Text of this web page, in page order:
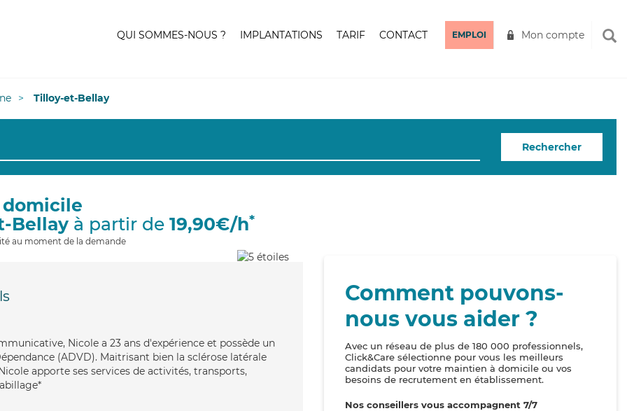
QUI SOMMES-NOUS ? IMPLANTATIONS TARIF CONTACT EMPLOI Mon compte
Tilloy-et-Bellay
Rechercher
domicile
Bellayà partir de 19,90€/h*
au moment de la demande
Nicole a 23 ans d'expérience et possède un
(ADVD). Maitrisant bien la sclérose latérale
apporte ses services de activités, transports,
Comment pouvons-
nous vous aider ?
Avec un réseau de plus de 180 000 professionnels,
Click&Care sélectionne pour vous les meilleurs
candidats pour votre maintien à domicile ou vos
besoins de recrutement en établissement.
Nos conseillers vous accompagnent 7/7